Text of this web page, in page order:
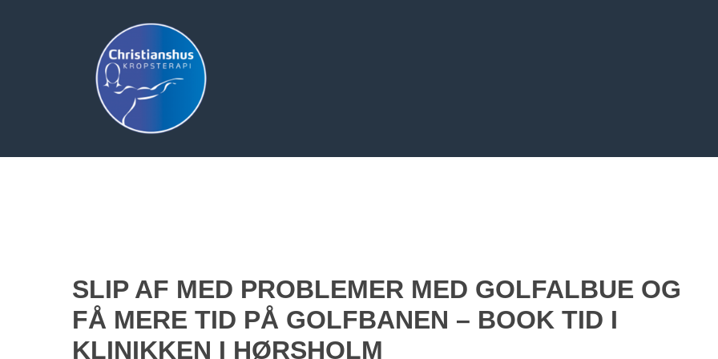
SLIP AF MED PROBLEMER MED GOLFALBUE OG
FÅ MERE TID PÅ GOLFBANEN – BOOK TID I
KLINIKKEN I HØRSHOLM